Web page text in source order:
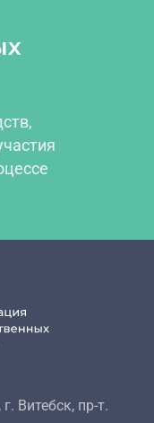
Витебск, пр-т.